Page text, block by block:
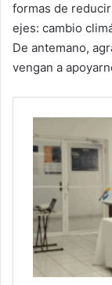
formas de
ejes: cambio
De antemano,
vengan a